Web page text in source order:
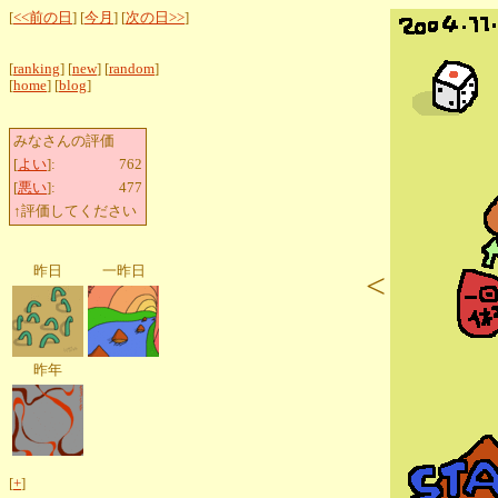
[<<前の日 ] [今月 ] [次の日>>]
[ranking] [new] [random]
[home] [blog]
みなさんの評価
[よい]:
762
[悪い]:
477
↑評価してください
昨日 一昨日
昨年
[+]
<